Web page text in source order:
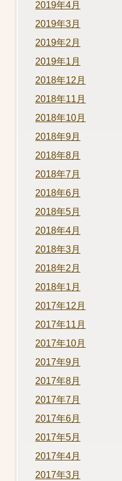
2019年4月
2019年3月
2019年2月
2019年1月
2018年12月
2018年11月
2018年10月
2018年9月
2018年8月
2018年7月
2018年6月
2018年5月
2018年4月
2018年3月
2018年2月
2018年1月
2017年12月
2017年11月
2017年10月
2017年9月
2017年8月
2017年7月
2017年6月
2017年5月
2017年4月
2017年3月